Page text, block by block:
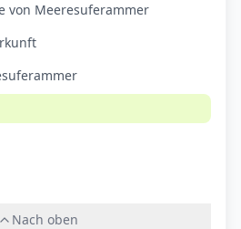
von Meeresuferammer
Nach oben